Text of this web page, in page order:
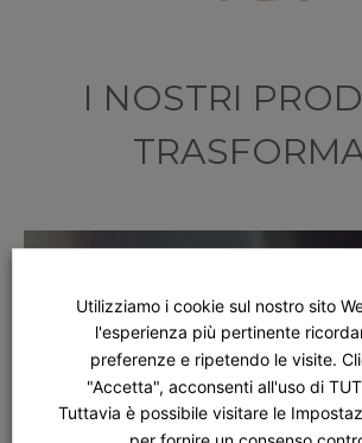
I NOSTRI
Utilizziamo i cookie sul nostro sito
l'esperienza più pertinente
preferenze e ripetendo le visite.
"Accetta", acconsenti all'uso di
Tuttavia è possibile visitare le